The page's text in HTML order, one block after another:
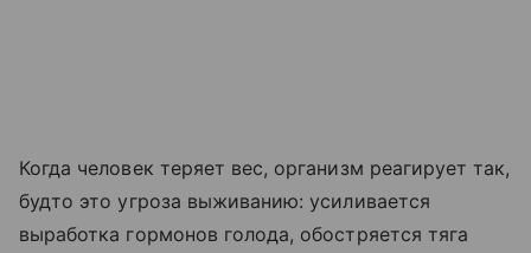
Когда человек теряет вес, организм реагирует так,
будто это угроза выживанию: усиливается
выработка гормонов голода, обостряется тяга